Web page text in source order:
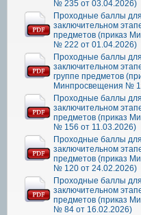
№ 235 от 03.04.2026)
Проходные баллы
заключительном
предметов (приказ
№ 222 от 01.04.2026)
Проходные баллы
заключительном
группе предметов
Минпросвещения №
Проходные баллы
заключительном
предметов (приказ
№ 156 от 11.03.2026)
Проходные баллы
заключительном
предметов (приказ
№ 120 от 24.02.2026)
Проходные баллы
заключительном
предметов (приказ
№ 84 от 16.02.2026)